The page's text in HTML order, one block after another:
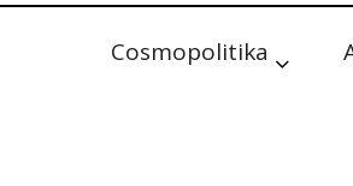
Cosmopolitika